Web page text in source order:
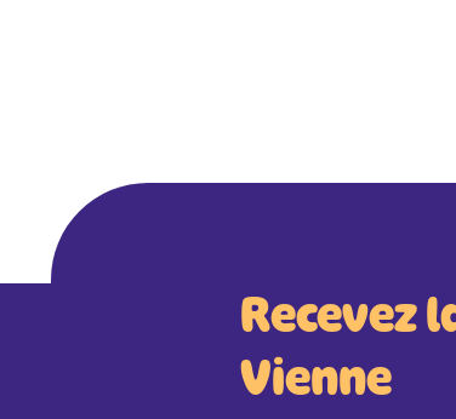
Recevez
Vienne